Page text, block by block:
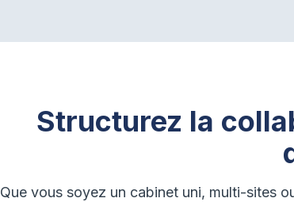
Structurez la
Que vous soyez un cabinet uni, multi-sites